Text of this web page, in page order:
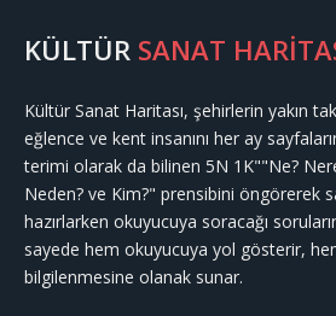
KÜLTÜR SANAT
Kültür Sanat Haritası, şehirlerin yakın
eğlence ve kent insanını her ay
terimi olarak da bilinen 5N 1K""Ne?
Neden? ve Kim?" prensibini öngörerek
hazırlarken okuyucuya soracağı
sayede hem okuyucuya yol gösterir,
bilgilenmesine olanak sunar.